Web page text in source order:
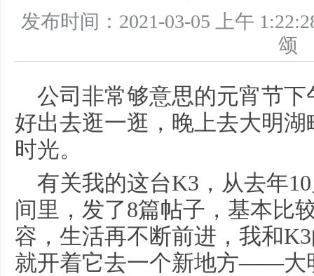
发布时间：2021-03-05 上午
公司非常够意思的元宵节
好出去逛一逛，晚上去大明
时光。
有关我的这台K3，从去年
间里，发了8篇帖子，基本比
容，生活再不断前进，我和
就开着它去一个新地方——大